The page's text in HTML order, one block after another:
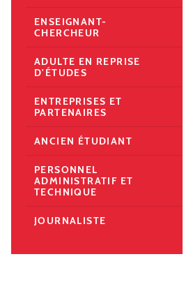
ENSEIGNANT-
CHERCHEUR
ADULTE EN REPRISE
D'ÉTUDES
ENTREPRISES ET
PARTENAIRES
ANCIEN ÉTUDIANT
PERSONNEL
ADMINISTRATIF ET
TECHNIQUE
JOURNALISTE